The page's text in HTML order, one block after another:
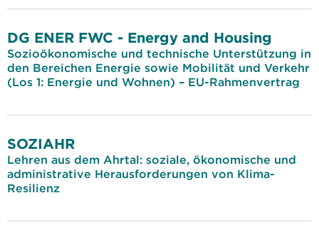
DG ENER FWC - Energy and Housing
Sozioökonomische und technische Unterstützung in
den Bereichen Energie sowie Mobilität und Verkehr
(Los 1: Energie und Wohnen) – EU-Rahmenvertrag
SOZIAHR
Lehren aus dem Ahrtal: soziale, ökonomische und
administrative Herausforderungen von Klima-
Resilienz